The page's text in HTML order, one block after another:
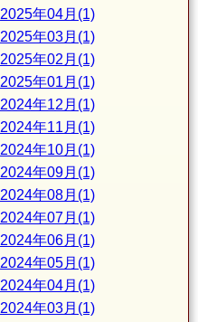
2025年04月(1)
2025年03月(1)
2025年02月(1)
2025年01月(1)
2024年12月(1)
2024年11月(1)
2024年10月(1)
2024年09月(1)
2024年08月(1)
2024年07月(1)
2024年06月(1)
2024年05月(1)
2024年04月(1)
2024年03月(1)